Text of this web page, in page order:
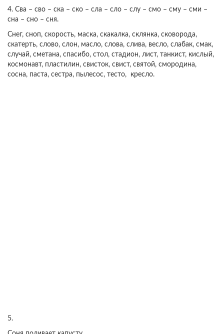
4. Сва – сво – ска – ско – сла – сло – слу – смо – сму – сми –
сна – сно – сня.
Снег, сноп, скорость, маска, скакалка, склянка, сковорода,
скатерть, слово, слон, масло, слова, слива, весло, слабак, смак,
случай, сметана, спасибо, стол, стадион, лист, танкист, кислый,
космонавт, пластилин, свисток, свист, святой, смородина,
сосна, паста, сестра, пылесос, тесто, кресло.
5.